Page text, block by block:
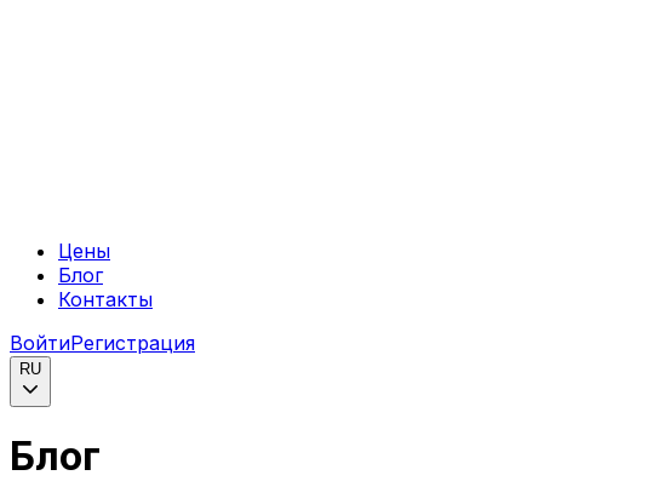
Цены
Блог
Контакты
ВойтиРегистрация
RU
Блог